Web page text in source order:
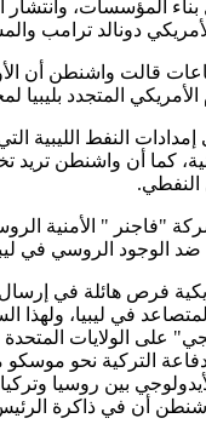
المؤسسات، وانتشار
دونالد ترامب
قالت واشنطن أن
الأمريكي المتجدد
كما أن واشنطن
النفطي.
"فاجنر " الأمنية
الوجود الروسي في
فرص هائلة في
في ليبيا، ولهذا
على الولايات
بين روسيا
الرئيس الروسي فلاديمير بوتن